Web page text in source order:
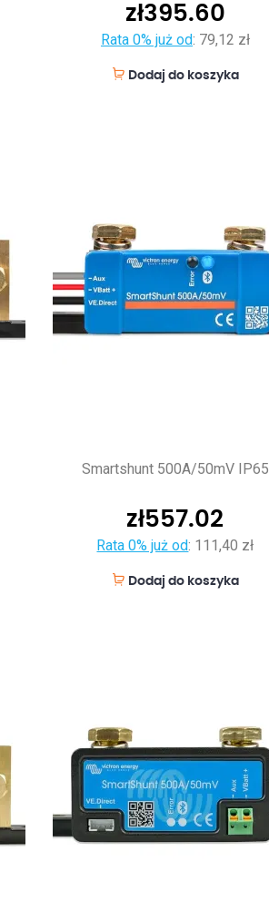
zł395.60
Rata 0% już od: 79,12 zł
Dodaj do koszyka
Smartshunt 500A/50mV IP65
zł557.02
Rata 0% już od: 111,40 zł
Dodaj do koszyka